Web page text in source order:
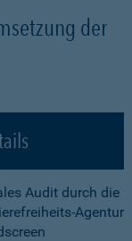
der
Audit durch die
Agentur